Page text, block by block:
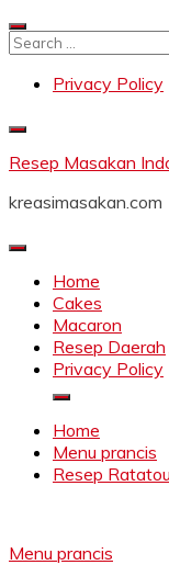
Skip
to
Search
Privacy Policy
Resep Masakan
kreasimasakan.com
Home
Cakes
Macaron
Resep Daerah
Privacy Policy
Home
Menu prancis
Resep
Menu prancis